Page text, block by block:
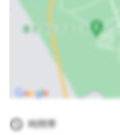
時間帯